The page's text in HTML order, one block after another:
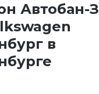
Автобан-
в